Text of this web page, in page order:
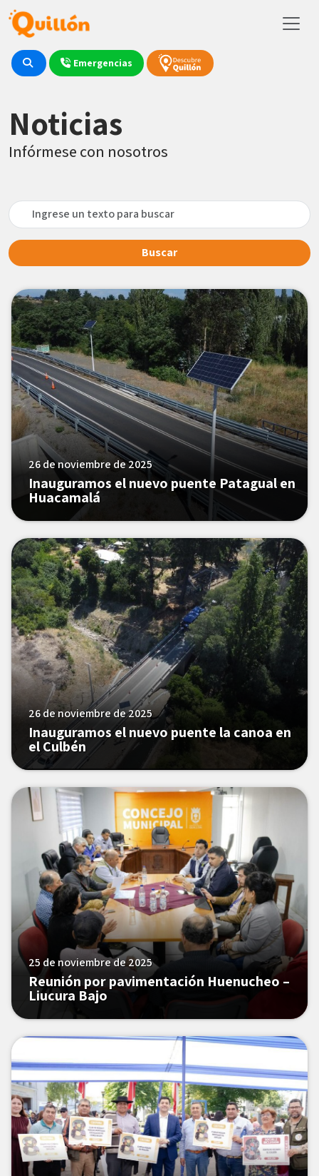
Emergencias
Noticias
Infórmese con nosotros
Buscar
26 de noviembre de 2025
Inauguramos el nuevo puente Patagual en
Huacamalá
26 de noviembre de 2025
Inauguramos el nuevo puente la canoa en
el Culbén
25 de noviembre de 2025
Reunión por pavimentación Huenucheo –
Liucura Bajo